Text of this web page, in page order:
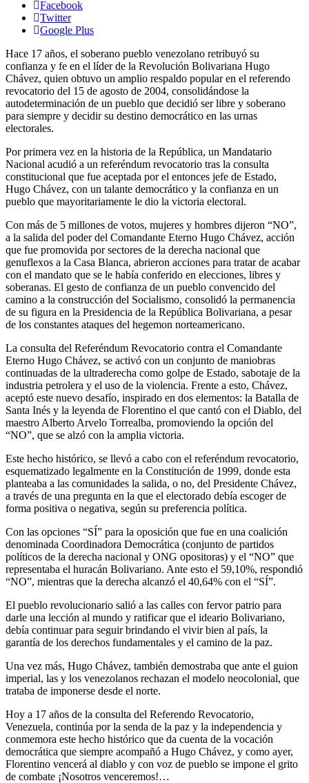
Facebook
Twitter
Google Plus
Hace 17 años, el soberano pueblo venezolano retribuyó su
confianza y fe en el líder de la Revolución Bolivariana Hugo
Chávez, quien obtuvo un amplio respaldo popular en el referendo
revocatorio del 15 de agosto de 2004, consolidándose la
autodeterminación de un pueblo que decidió ser libre y soberano
para siempre y decidir su destino democrático en las urnas
electorales.
Por primera vez en la historia de la República, un Mandatario
Nacional acudió a un referéndum revocatorio tras la consulta
constitucional que fue aceptada por el entonces jefe de Estado,
Hugo Chávez, con un talante democrático y la confianza en un
pueblo que mayoritariamente le dio la victoria electoral.
Con más de 5 millones de votos, mujeres y hombres dijeron “NO”,
a la salida del poder del Comandante Eterno Hugo Chávez, acción
que fue promovida por sectores de la derecha nacional que
genuflexos a la Casa Blanca, abrieron acciones para tratar de acabar
con el mandato que se le había conferido en elecciones, libres y
soberanas. El gesto de confianza de un pueblo convencido del
camino a la construcción del Socialismo, consolidó la permanencia
de su figura en la Presidencia de la República Bolivariana, a pesar
de los constantes ataques del hegemon norteamericano.
La consulta del Referéndum Revocatorio contra el Comandante
Eterno Hugo Chávez, se activó con un conjunto de maniobras
continuadas de la ultraderecha como golpe de Estado, sabotaje de la
industria petrolera y el uso de la violencia. Frente a esto, Chávez,
aceptó este nuevo desafío, inspirado en dos elementos: la Batalla de
Santa Inés y la leyenda de Florentino el que cantó con el Diablo, del
maestro Alberto Arvelo Torrealba, promoviendo la opción del
“NO”, que se alzó con la amplia victoria.
Este hecho histórico, se llevó a cabo con el referéndum revocatorio,
esquematizado legalmente en la Constitución de 1999, donde esta
planteaba a las comunidades la salida, o no, del Presidente Chávez,
a través de una pregunta en la que el electorado debía escoger de
forma positiva o negativa, según su preferencia política.
Con las opciones “SÍ” para la oposición que fue en una coalición
denominada Coordinadora Democrática (conjunto de partidos
políticos de la derecha nacional y ONG opositoras) y el “NO” que
representaba el huracán Bolivariano. Ante esto el 59,10%, respondió
“NO”, mientras que la derecha alcanzó el 40,64% con el “SÍ”.
El pueblo revolucionario salió a las calles con fervor patrio para
darle una lección al mundo y ratificar que el ideario Bolivariano,
debía continuar para seguir brindando el vivir bien al país, la
garantía de los derechos fundamentales y el camino de la paz.
Una vez más, Hugo Chávez, también demostraba que ante el guion
imperial, las y los venezolanos rechazan el modelo neocolonial, que
trataba de imponerse desde el norte.
Hoy a 17 años de la consulta del Referendo Revocatorio,
Venezuela, continúa por la senda de la paz y la independencia y
conmemora este hecho histórico que da cuenta de la vocación
democrática que siempre acompañó a Hugo Chávez, y como ayer,
Florentino vencerá al diablo y con voz de pueblo se impone el grito
de combate ¡Nosotros venceremos!…